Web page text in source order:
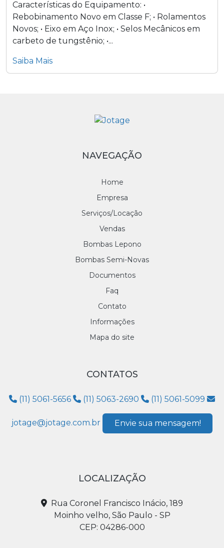
Características do Equipamento: •
Rebobinamento Novo em Classe F; • Rolamentos
Novos; • Eixo em Aço Inox; • Selos Mecânicos em
carbeto de tungstênio; •...
Saiba Mais
NAVEGAÇÃO
Home
Empresa
Serviços/Locação
Vendas
Bombas Lepono
Bombas Semi-Novas
Documentos
Faq
Contato
Informações
Mapa do site
CONTATOS
(11) 5061-5656 (11) 5063-2690 (11) 5061-5099
jotage@jotage.com.br Envie sua mensagem!
LOCALIZAÇÃO
Rua Coronel Francisco Inácio, 189
Moinho velho, São Paulo - SP
CEP: 04286-000